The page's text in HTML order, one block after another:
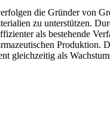
die Gründer von
zu unterstützen.
als bestehende
Produktion.
gleichzeitig als